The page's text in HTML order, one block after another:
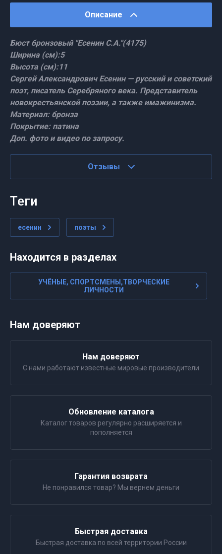
Описание
Бюст бронзовый "Есенин С.А."(4175)
Ширина (см):5
Высота (см):11
Сергей Александрович Есенин — русский и советский
поэт, писатель Серебряного века. Представитель
новокрестьянской поэзии, а также имажинизма.
Материал: бронза
Покрытие: патина
Доп. фото и видео по запросу.
Отзывы
теги
есенин поэты
Находится в разделах
УЧЁНЫЕ, СПОРТСМЕНЫ,ТВОРЧЕСКИЕ
ЛИЧНОСТИ
Нам доверяют
Нам доверяют
С нами работают известные мировые производители
Обновление каталога
Каталог товаров регулярно расширяется и
пополняется
Гарантия возврата
Не понравился товар? Мы вернем деньги
Быстрая доставка
Быстрая доставка по всей территории России